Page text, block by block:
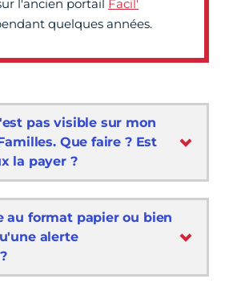
l'ancien portail Facil'
quelques années.
pas visible sur mon
Que faire ? Est
la payer ?
au format papier ou bien
alerte